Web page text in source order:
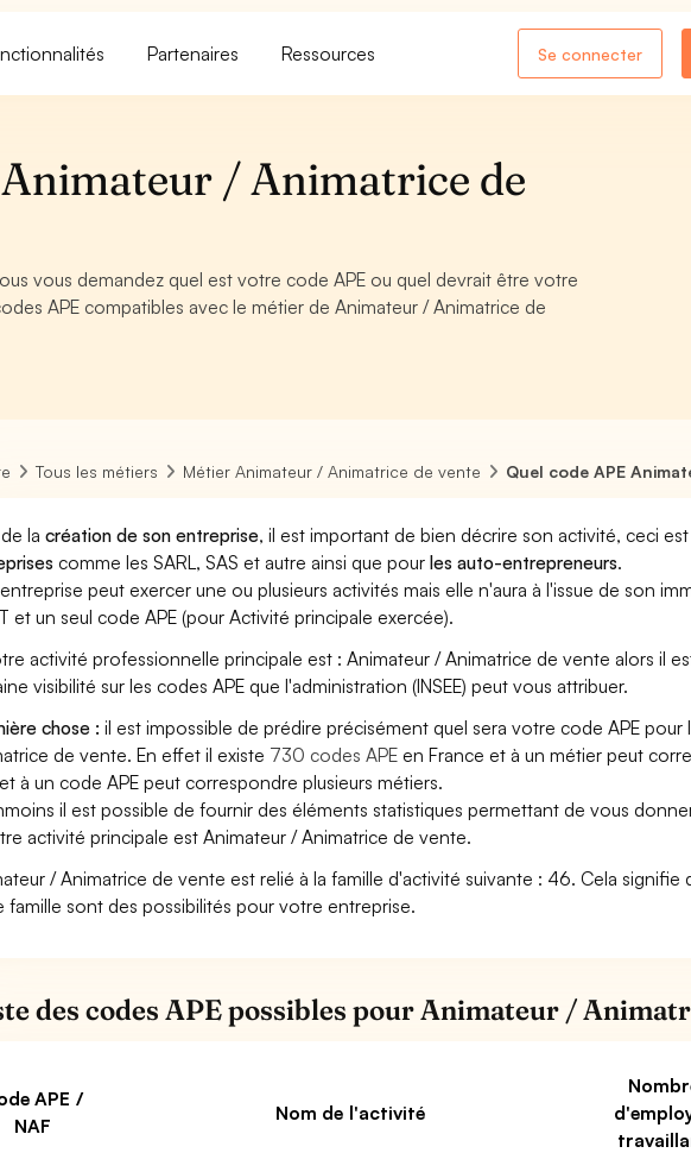
Partenaires Ressources Se connecter
/ Animatrice de
vous demandez quel est votre code APE ou quel devrait être votre
APE compatibles avec le métier de Animateur / Animatrice de
Tous les métiers Métier Animateur / Animatrice de vente Quel code APE
lacréation de son entreprise, il est important de bien décrire son activité, ceci
comme les SARL, SAS et autre ainsi que pourles auto-entrepreneurs.
peut exercer une ou plusieurs activités mais elle n'aura à l'issue de son
et un seul code APE (pour Activité principale exercée).
activité professionnelle principale est : Animateur / Animatrice de vente alors il
visibilité sur les codes APE que l'administration (INSEE) peut vous attribuer.
chose : il est impossible de prédire précisément quel sera votre code APE
de vente. En effet il existe 730 codes APE en France et à un métier peut
à un code APE peut correspondre plusieurs métiers.
il est possible de fournir des éléments statistiques permettant de vous
activité principale est Animateur / Animatrice de vente.
/ Animatrice de vente est relié à la famille d'activité suivante : 46. Cela signifie
famille sont des possibilités pour votre entreprise.
des codes APE possibles pour Animateur /
APE /
NAF
Nom de l'activité